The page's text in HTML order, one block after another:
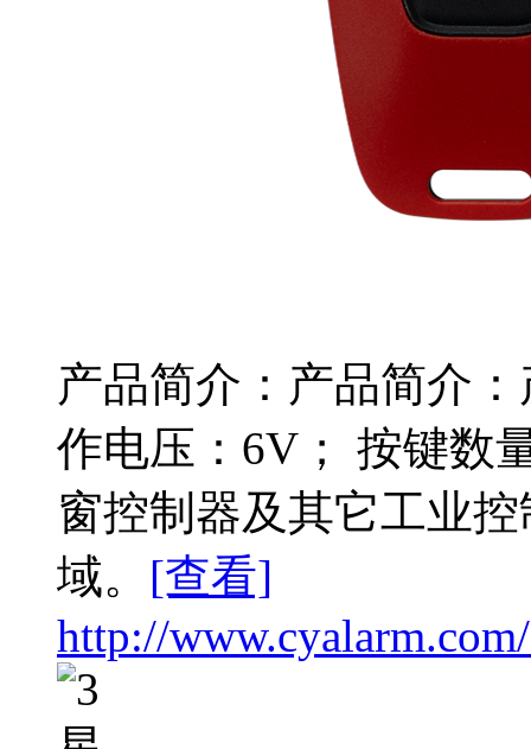
产品简介：产品简介
作电压：6V； 按键数
窗控制器及其它工业
域。 [查看]
http://